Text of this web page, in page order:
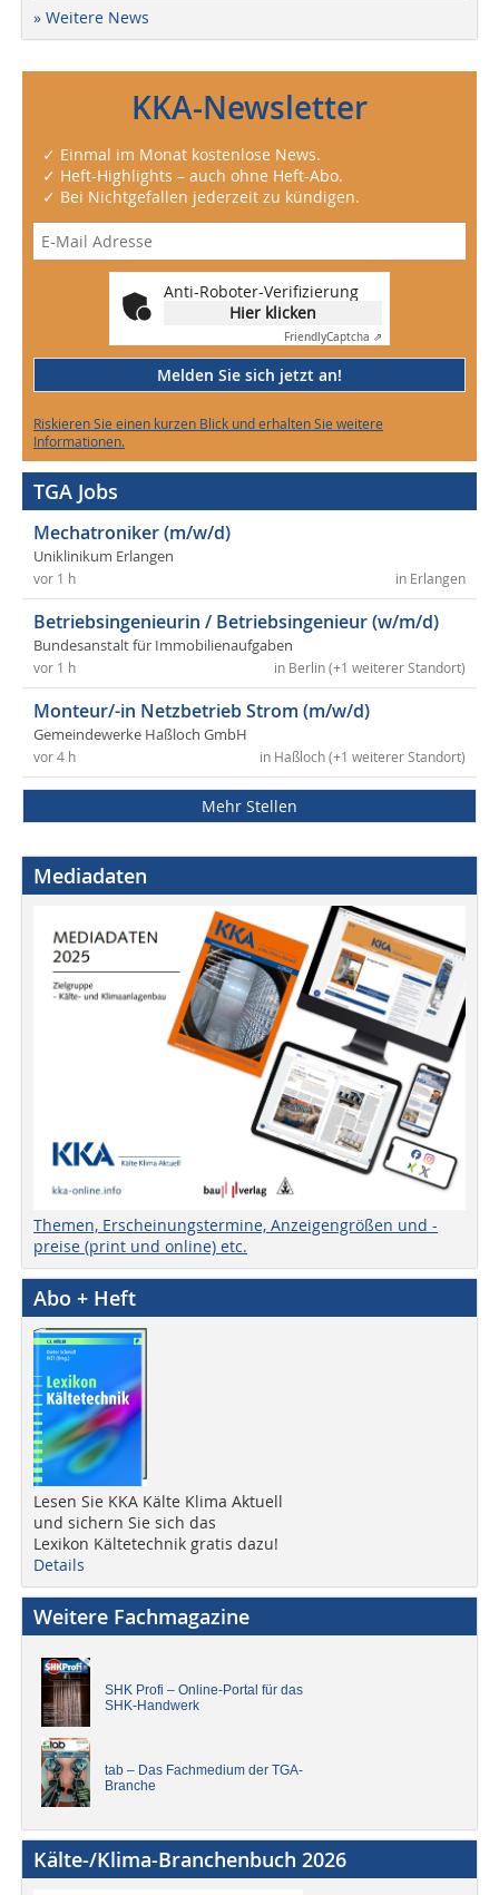
» Weitere News
KKA-Newsletter
✓ Einmal im Monat kostenlose News.
✓ Heft-Highlights – auch ohne Heft-Abo.
✓ Bei Nichtgefallen jederzeit zu kündigen.
Anti-Roboter-Verifizierung
Hier klicken
FriendlyCaptcha ⇗
Melden Sie sich jetzt an!
Riskieren Sie einen kurzen Blick und erhalten Sie weitere
Informationen.
TGA Jobs
Mechatroniker (m/w/d)
Uniklinikum Erlangen
in Erlangen
vor 1 h
Betriebsingenieurin / Betriebsingenieur (w/m/d)
Bundesanstalt für Immobilienaufgaben
in Berlin (+1 weiterer Standort)
vor 1 h
Monteur/-in Netzbetrieb Strom (m/w/d)
Gemeindewerke Haßloch GmbH
in Haßloch (+1 weiterer Standort)
vor 4 h
Mehr Stellen
Mediadaten
Themen, Erscheinungstermine, Anzeigengrößen und -
preise (print und online) etc.
Abo + Heft
Lesen Sie KKA Kälte Klima Aktuell
und sichern Sie sich das
Lexikon Kältetechnik gratis dazu!
Details
Weitere Fachmagazine
SHK Profi – Online-Portal für das
SHK-Handwerk
tab – Das Fachmedium der TGA-
Branche
Kälte-/Klima-Branchenbuch 2026